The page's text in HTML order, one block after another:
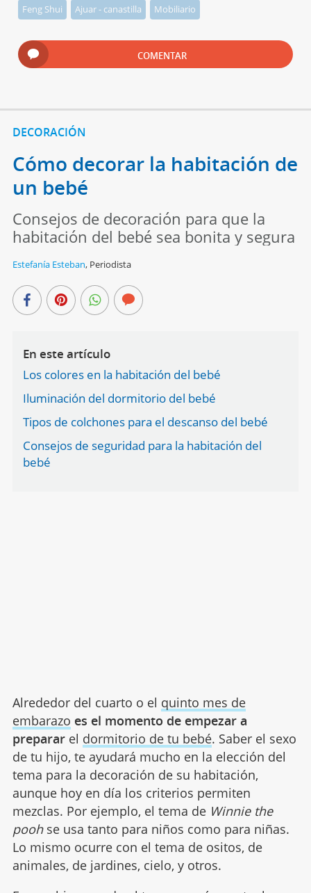
Feng Shui Ajuar - canastilla Mobiliario
COMENTAR
DECORACIÓN
Cómo decorar la habitación de
un bebé
Consejos de decoración para que la
habitación del bebé sea bonita y segura
Estefanía Esteban, Periodista
En este artículo
Los colores en la habitación del bebé
Iluminación del dormitorio del bebé
Tipos de colchones para el descanso del bebé
Consejos de seguridad para la habitación del
bebé
Alrededor del cuarto o el quinto mes de
embarazo es el momento de empezar a
prepararel dormitorio de tu bebé. Saber el sexo
de tu hijo, te ayudará mucho en la elección del
tema para la decoración de su habitación,
aunque hoy en día los criterios permiten
mezclas. Por ejemplo, el tema de Winnie the
poohse usa tanto para niños como para niñas.
Lo mismo ocurre con el tema de ositos, de
animales, de jardines, cielo, y otros.